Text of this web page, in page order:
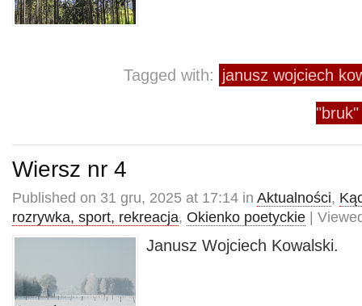
Tagged with: janusz wojciech
"bruk"
Wiersz nr 4
Published on 31 gru, 2025 at 17:14 in Aktualności,
rozrywka, sport, rekreacja, Okienko poetyckie |
Janusz Wojciech Kowalski.